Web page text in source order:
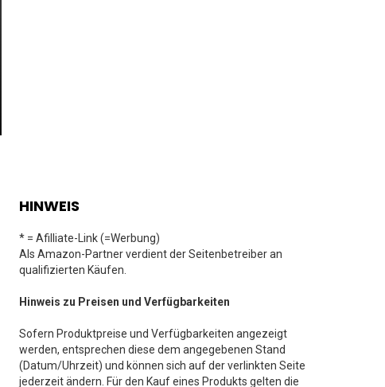
HINWEIS
* = Afilliate-Link (=Werbung)
Als Amazon-Partner verdient der Seitenbetreiber an
qualifizierten Käufen.
Hinweis zu Preisen und Verfügbarkeiten
Sofern Produktpreise und Verfügbarkeiten angezeigt
werden, entsprechen diese dem angegebenen Stand
(Datum/Uhrzeit) und können sich auf der verlinkten Seite
jederzeit ändern. Für den Kauf eines Produkts gelten die